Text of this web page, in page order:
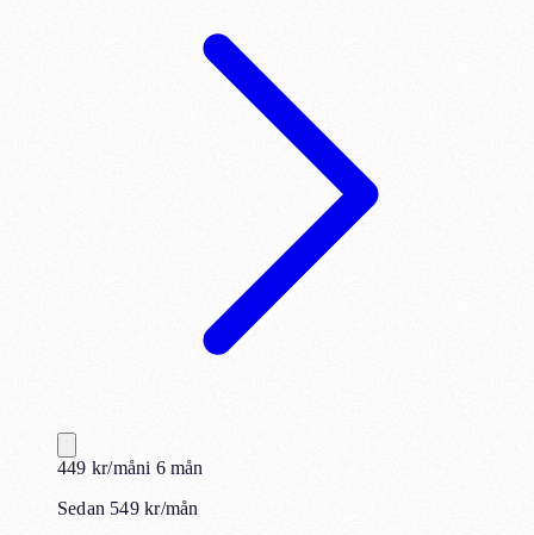
449 kr/måni 6 mån
Sedan 549 kr/mån